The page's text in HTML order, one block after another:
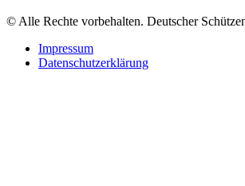
© Alle Rechte vorbehalten. Deutscher
Impressum
Datenschutzerklärung